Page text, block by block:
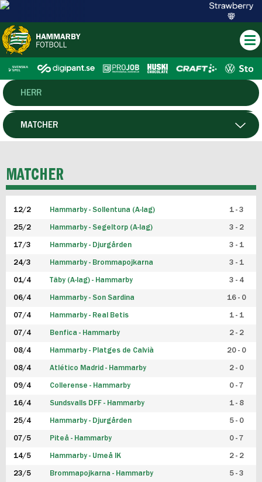
HERR
DAM
P19
F19
FUTSAL HERR
FUTSAL DAM
MATCHER
MATCHER
12/2 Hammarby - Sollentuna (A-lag) 1 - 3
25/2 Hammarby - Segeltorp (A-lag) 3 - 2
17/3 Hammarby - Djurgården 3 - 1
24/3 Hammarby - Brommapojkarna 3 - 1
01/4 Täby (A-lag) - Hammarby 3 - 4
06/4 Hammarby - Son Sardina 16 - 0
07/4 Hammarby - Real Betis 1 - 1
07/4 Benfica - Hammarby 2 - 2
08/4 Hammarby - Platges de Calvià 20 - 0
08/4 Atlético Madrid - Hammarby 2 - 0
09/4 Collerense - Hammarby 0 - 7
16/4 Sundsvalls DFF - Hammarby 1 - 8
25/4 Hammarby - Djurgården 5 - 0
07/5 Piteå - Hammarby 0 - 7
14/5 Hammarby - Umeå IK 2 - 2
23/5 Brommapojkarna - Hammarby 5 - 3